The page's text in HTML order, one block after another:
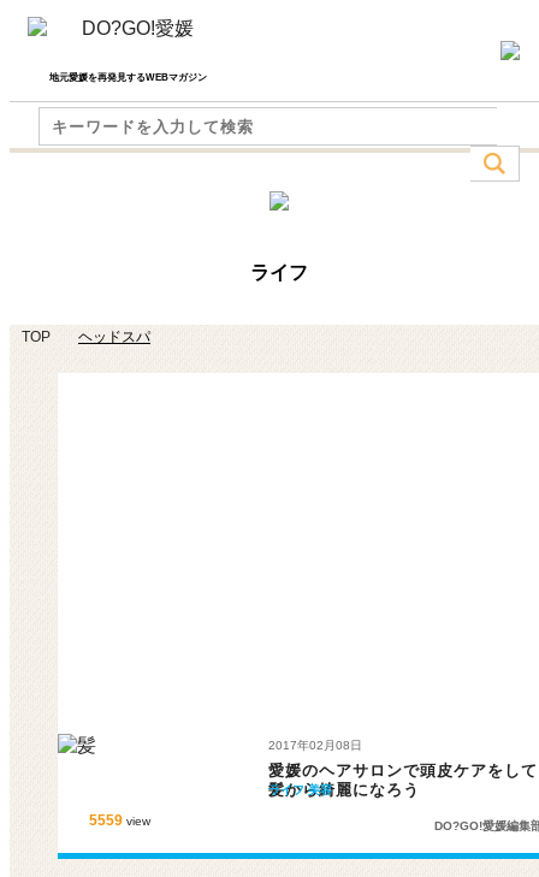
地元愛媛を再発見するWEBマガジン
ライフ
TOP ヘッドスパ
5559 view
2017年02月08日
愛媛のヘアサロンで頭皮ケアをして
髪から綺麗になろう
ライフ 美容
DO?GO!愛媛編集